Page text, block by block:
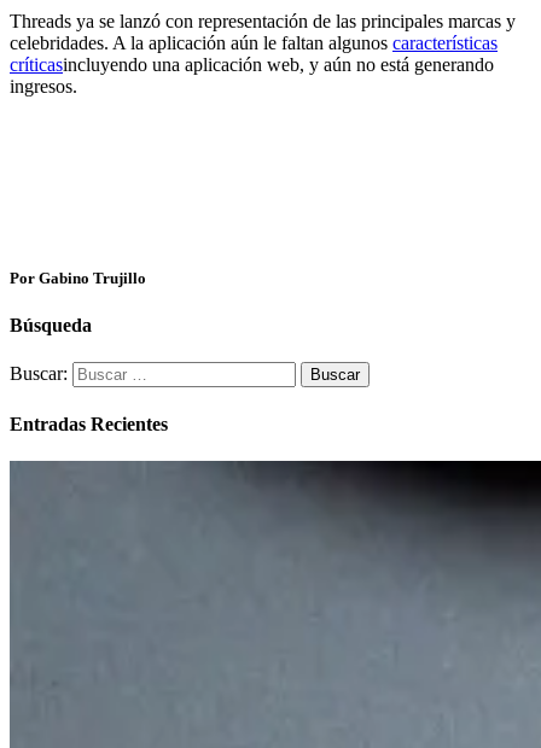
Threads ya se lanzó con representación de las principales marcas y
celebridades. A la aplicación aún le faltan algunos características
críticasincluyendo una aplicación web, y aún no está generando
ingresos.
Por Gabino Trujillo
Búsqueda
Buscar:
Entradas Recientes